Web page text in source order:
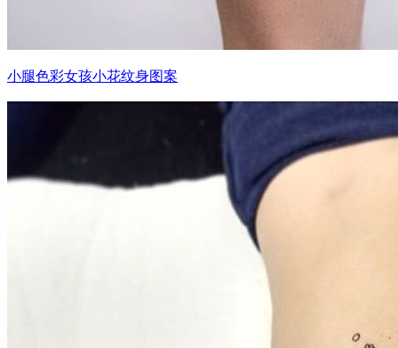
小腿色彩女孩小花纹身图案